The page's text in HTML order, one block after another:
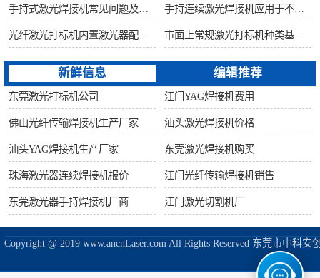
新鲜信息 编辑推荐
东莞激光打标机公司 江门YAG焊接机费用
佛山光纤传输焊接机生产厂家 汕头激光焊接机价格
汕头YAG焊接机生产厂家 东莞激光焊接机购买
珠海激光器连续焊接机报价 江门光纤传输焊接机销售
东莞激光器手持焊接机厂商 江门激光切割机厂
Copyright @ 2019 www.ancnLaser.com All Rights Reserved 东莞市中科